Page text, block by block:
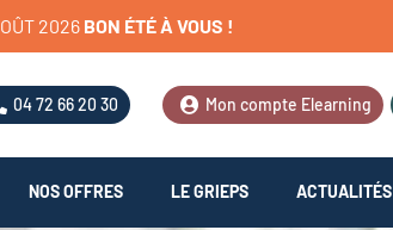
OÛT 2026 BON ÉTÉÀ VOUS !
04 72 66 20 30 Mon compte Elearning
NOS OFFRES LE GRIEPS ACTUALITÉS